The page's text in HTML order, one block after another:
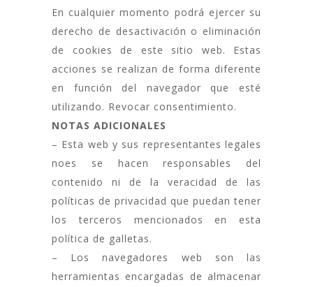
En cualquier momento podrá ejercer su
derecho de desactivación o eliminación
de cookies de este sitio web. Estas
acciones se realizan de forma diferente
en función del navegador que esté
utilizando. Revocar consentimiento.
NOTAS ADICIONALES
– Esta web y sus representantes legales
noes se hacen responsables del
contenido ni de la veracidad de las
políticas de privacidad que puedan tener
los terceros mencionados en esta
política de galletas.
– Los navegadores web son las
herramientas encargadas de almacenar